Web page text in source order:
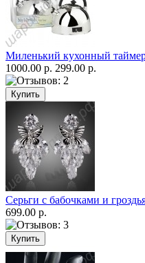
Миленький кухонный
1000.00 р. 299.00 р.
Серьги с бабочками и
699.00 р.